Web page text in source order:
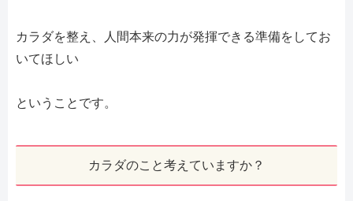
カラダを整え、人間本来の力が発揮できる準備をしてお
いてほしい
ということです。
カラダのこと考えていますか？